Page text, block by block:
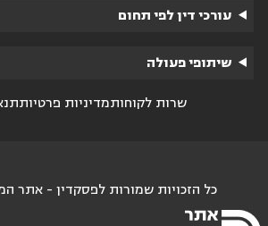
עורכי דין לפי תחום
שיתופי פעולה
שרות לקוחותמדיניות פרטיות
כל הזכויות שמורות לפסקדין - אתר